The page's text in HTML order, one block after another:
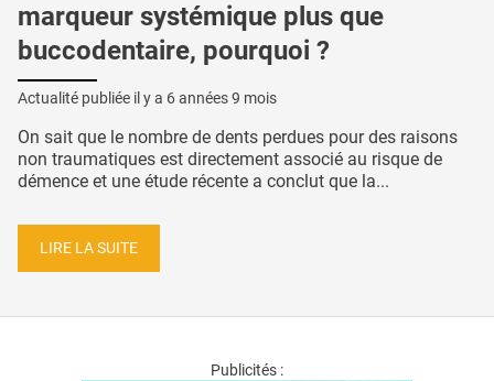
marqueur systémique plus que
buccodentaire, pourquoi ?
Actualité publiée il y a 6 années 9 mois
On sait que le nombre de dents perdues pour des raisons
non traumatiques est directement associé au risque de
démence et une étude récente a conclut que la...
LIRE LA SUITE
Publicités :